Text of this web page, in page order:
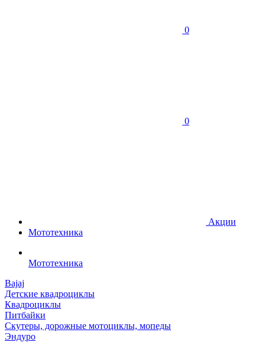
0
0
Акции
Мототехника
Мототехника
Bajaj
Детские квадроциклы
Квадроциклы
Питбайки
Скутеры, дорожные мотоциклы, мопеды
Эндуро